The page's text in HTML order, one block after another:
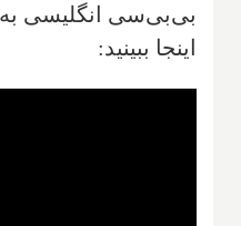
بی‌بی‌سی انگلیسی
اینجا ببینید: